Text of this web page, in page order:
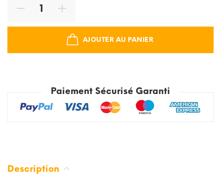
AJOUTER AU PANIER
Paiement Sécurisé Garanti
Description